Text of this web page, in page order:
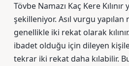
Tövbe Namazı Kaç Kere Kılınır
şekilleniyor. Asıl vurgu yapılan
genellikle iki rekat olarak
ibadet olduğu için dileyen
tekrar iki rekat daha kılabilir.